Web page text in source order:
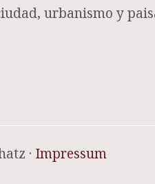
urbanismo y
· Impressum